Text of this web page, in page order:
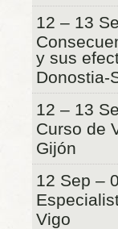
12 – 13
y sus
Donostia-
12 – 13
Curso de
Gijón
12 Sep –
Vigo